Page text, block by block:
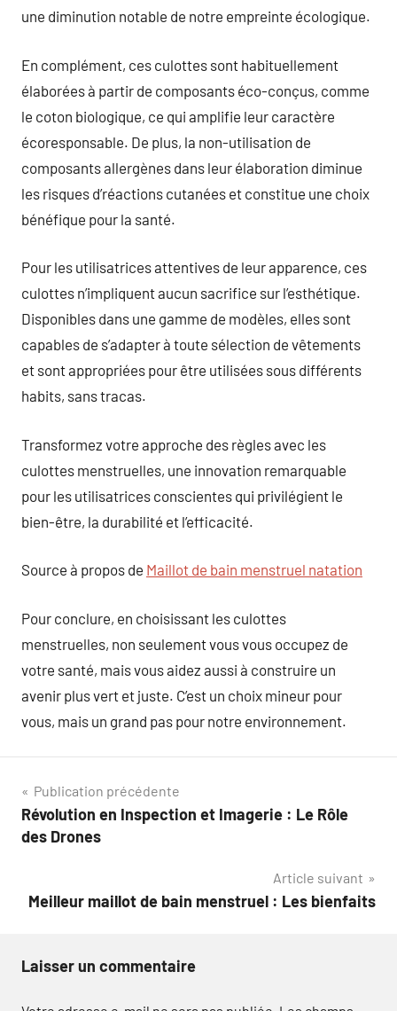
une diminution notable de notre empreinte écologique.
En complément, ces culottes sont habituellement
élaborées à partir de composants éco-conçus, comme
le coton biologique, ce qui amplifie leur caractère
écoresponsable. De plus, la non-utilisation de
composants allergènes dans leur élaboration diminue
les risques d’réactions cutanées et constitue une choix
bénéfique pour la santé.
Pour les utilisatrices attentives de leur apparence, ces
culottes n’impliquent aucun sacrifice sur l’esthétique.
Disponibles dans une gamme de modèles, elles sont
capables de s’adapter à toute sélection de vêtements
et sont appropriées pour être utilisées sous différents
habits, sans tracas.
Transformez votre approche des règles avec les
culottes menstruelles, une innovation remarquable
pour les utilisatrices conscientes qui privilégient le
bien-être, la durabilité et l’efficacité.
Source à propos de Maillot de bain menstruel natation
Pour conclure, en choisissant les culottes
menstruelles, non seulement vous vous occupez de
votre santé, mais vous aidez aussi à construire un
avenir plus vert et juste. C’est un choix mineur pour
vous, mais un grand pas pour notre environnement.
Navigation
de
Publication précédente
Révolution en Inspection et Imagerie : Le Rôle
des Drones
Article suivant
Meilleur maillot de bain menstruel : Les bienfaits
Laisser un commentaire